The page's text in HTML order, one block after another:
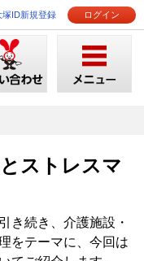
塚ID新規登録 ログイン
ストレスマ
き続き、介護施設・
をテーマに、今回は